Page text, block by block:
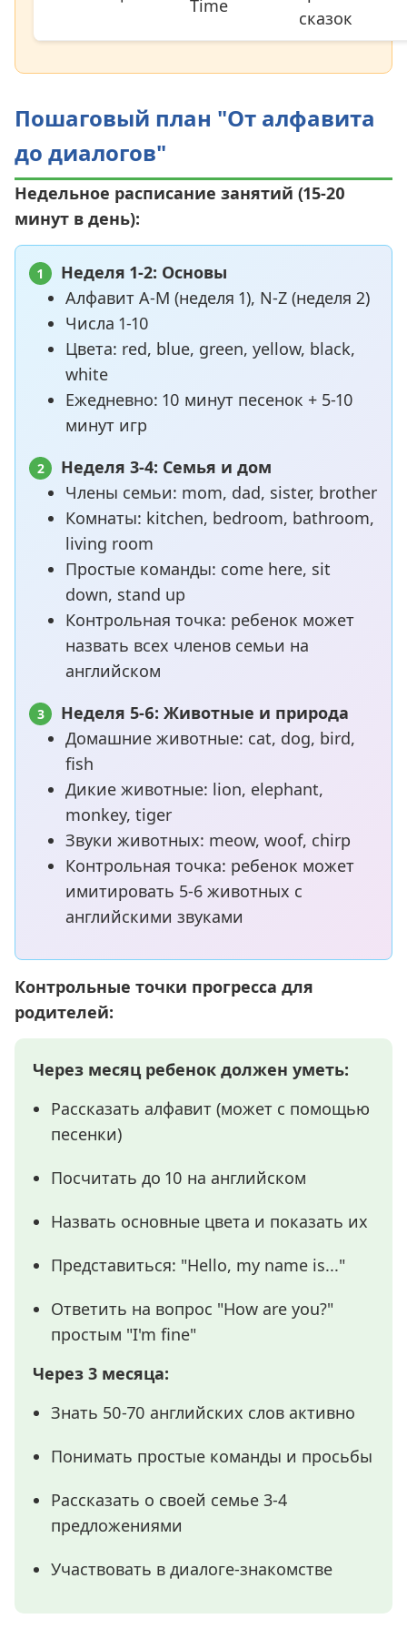
Time
сказок
Пошаговый план "От алфавита
до диалогов"
Недельное расписание занятий (15-20
минут в день):
1
Неделя 1-2: Основы
Алфавит A-M (неделя 1), N-Z (неделя 2)
Числа 1-10
Цвета: red, blue, green, yellow, black,
white
Ежедневно: 10 минут песенок + 5-10
минут игр
2
Неделя 3-4: Семья и дом
Члены семьи: mom, dad, sister, brother
Комнаты: kitchen, bedroom, bathroom,
living room
Простые команды: come here, sit
down, stand up
Контрольная точка: ребенок может
назвать всех членов семьи на
английском
3
Неделя 5-6: Животные и природа
Домашние животные: cat, dog, bird,
fish
Дикие животные: lion, elephant,
monkey, tiger
Звуки животных: meow, woof, chirp
Контрольная точка: ребенок может
имитировать 5-6 животных с
английскими звуками
Контрольные точки прогресса для
родителей:
Через месяц ребенок должен уметь:
Рассказать алфавит (может с помощью
песенки)
Посчитать до 10 на английском
Назвать основные цвета и показать их
Представиться: "Hello, my name is..."
Ответить на вопрос "How are you?"
простым "I'm fine"
Через 3 месяца:
Знать 50-70 английских слов активно
Понимать простые команды и просьбы
Рассказать о своей семье 3-4
предложениями
Участвовать в диалоге-знакомстве